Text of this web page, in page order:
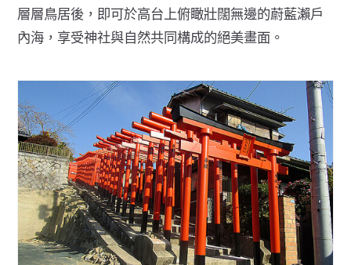
層層鳥居後，即可於高台上俯瞰壯闊無邊的蔚藍瀨戶
內海，享受神社與自然共同構成的絕美畫面。